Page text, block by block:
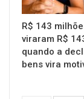
R$ 143
viraram R$
quando a
bens vira